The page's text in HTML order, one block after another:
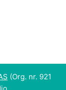
(Org. nr. 921